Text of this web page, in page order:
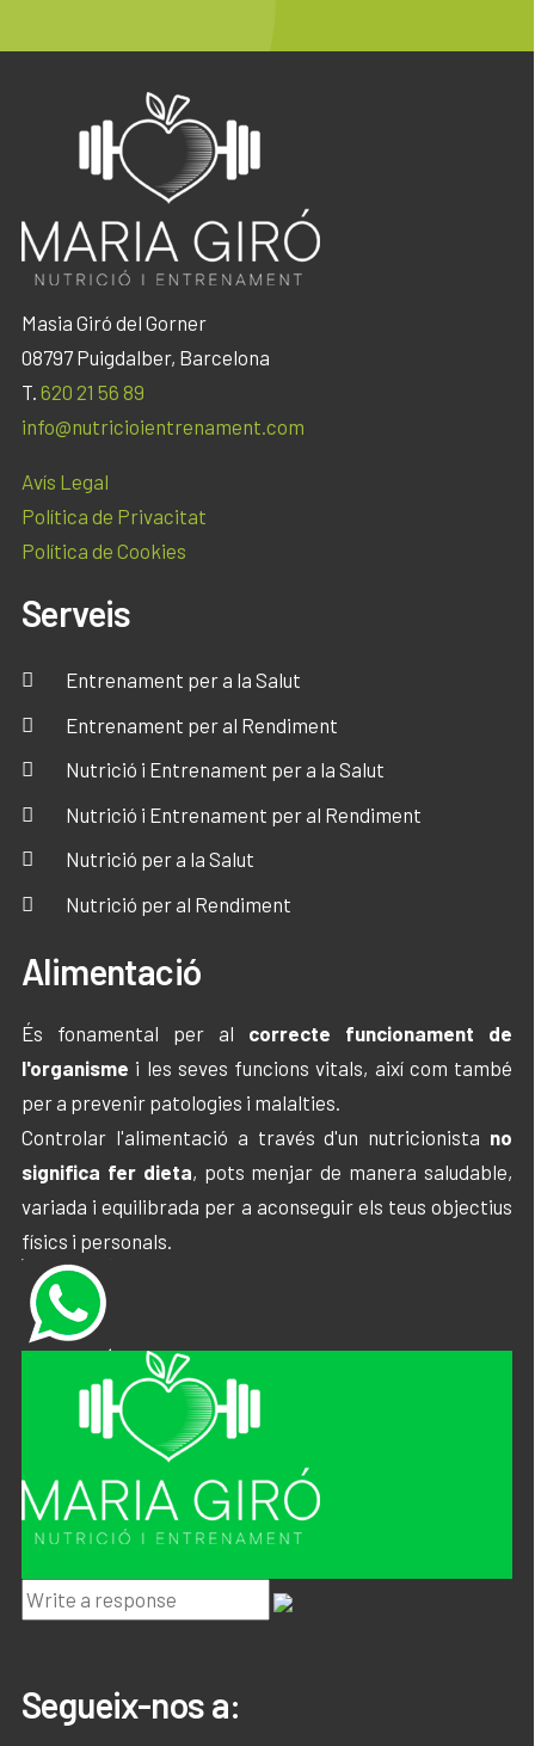
Masia Giró del Gorner
08797 Puigdalber, Barcelona
T. 620 21 56 89
info@nutricioientrenament.com
Avís Legal
Política de Privacitat
Política de Cookies
Serveis
Entrenament per a la Salut
Entrenament per al Rendiment
Nutrició i Entrenament per a la Salut
Nutrició i Entrenament per al Rendiment
Nutrició per a la Salut
Nutrició per al Rendiment
Alimentació
És fonamental per al correcte funcionament de
l'organisme i les seves funcions vitals, així com també
per a prevenir patologies i malalties.
Controlar l'alimentació a través d'un nutricionista no
significa fer dieta, pots menjar de manera saludable,
variada i equilibrada per a aconseguir els teus objectius
físics i personals.
Segueix-nos a: